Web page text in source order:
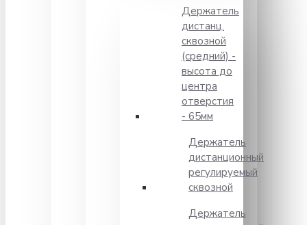
Держатель
дистанц.
сквозной
(средний) -
высота до
центра
отверстия
- 65мм
Держатель
дистанционный
регулируемый
сквозной
Держатель